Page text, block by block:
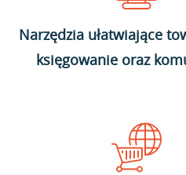
Narzędzia ułatwiające
księgowanie oraz